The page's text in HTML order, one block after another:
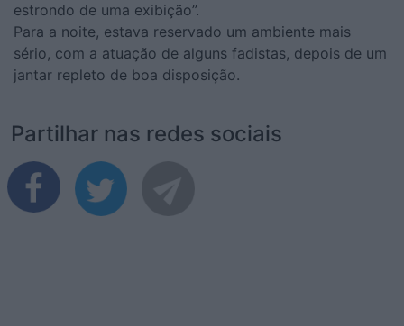
estrondo de uma exibição”.
Para a noite, estava reservado um ambiente mais
sério, com a atuação de alguns fadistas, depois de um
jantar repleto de boa disposição.
Partilhar nas redes sociais